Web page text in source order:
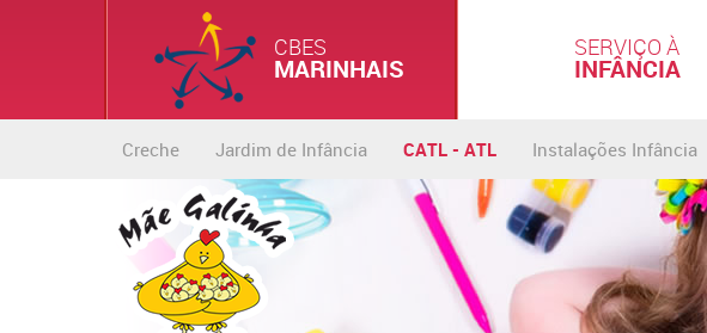
CBES
MARINHAIS
SERVIÇO À
INFÂNCIA
Creche Jardim de Infância CATL - ATL Instalações Infância